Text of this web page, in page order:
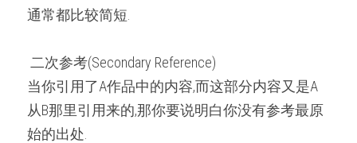
通常都比较简短.
二次参考(Secondary Reference)
当你引用了A作品中的内容,而这部分内容又是A
从B那里引用来的,那你要说明白你没有参考最原
始的出处.